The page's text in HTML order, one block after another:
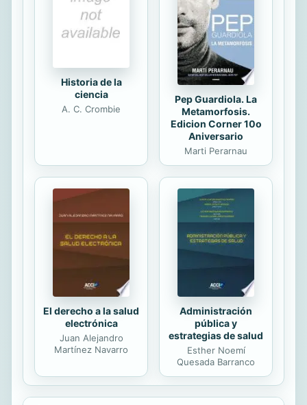
Historia de la
ciencia
A. C. Crombie
Pep Guardiola. La
Metamorfosis.
Edicion Corner 10o
Aniversario
Marti Perarnau
El derecho a la salud
electrónica
Juan Alejandro
Martínez Navarro
Administración
pública y
estrategias de salud
Esther Noemí
Quesada Barranco